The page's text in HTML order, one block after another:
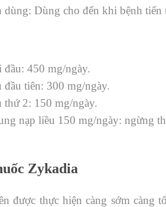
dùng: Dùng cho đến khi bệnh tiến
450 mg/ngày.
đầu tiên: 300 mg/ngày.
thứ 2: 150 mg/ngày.
nạp liều 150 mg/ngày: ngừng
Zykadia
được thực hiện càng sớm càng